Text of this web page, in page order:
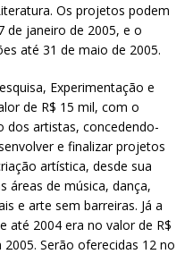
Os projetos podem
de janeiro de 2005, e o
até 31 de maio de 2005.
Experimentação e
de R$ 15 mil, com o
dos artistas, concedendo-
e finalizar projetos
artística, desde sua
áreas de música, dança,
e arte sem barreiras. Já a
até 2004 era no valor de R$
Serão oferecidas 12 no